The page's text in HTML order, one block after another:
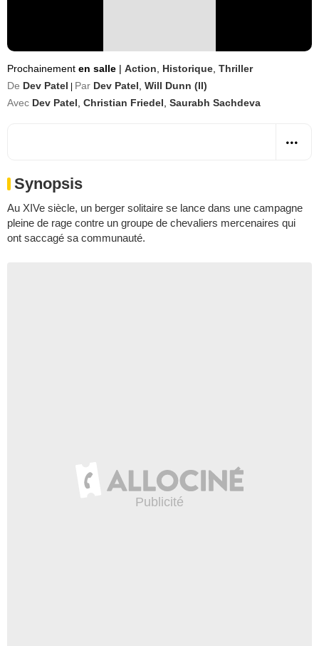
Prochainement en salle | Action Historique Thriller
De Dev Patel Par Dev Patel Will Dunn (II)
Avec Dev Patel Christian Friedel Saurabh Sachdeva
Synopsis
Au XIVe siècle, un berger solitaire se lance dans une campagne
pleine de rage contre un groupe de chevaliers mercenaires qui
ont saccagé sa communauté.